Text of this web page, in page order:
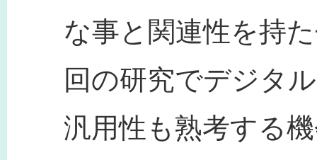
な事と関連性を持
回の研究でデジタ
汎用性も熟考する